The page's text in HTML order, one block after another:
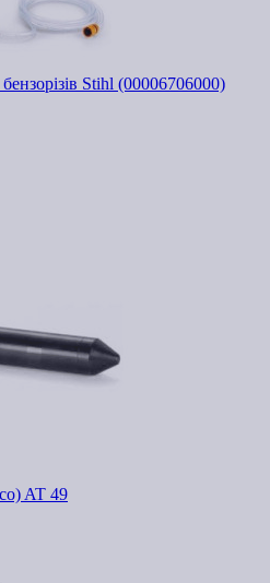
Stihl (00006706000)
AT 49